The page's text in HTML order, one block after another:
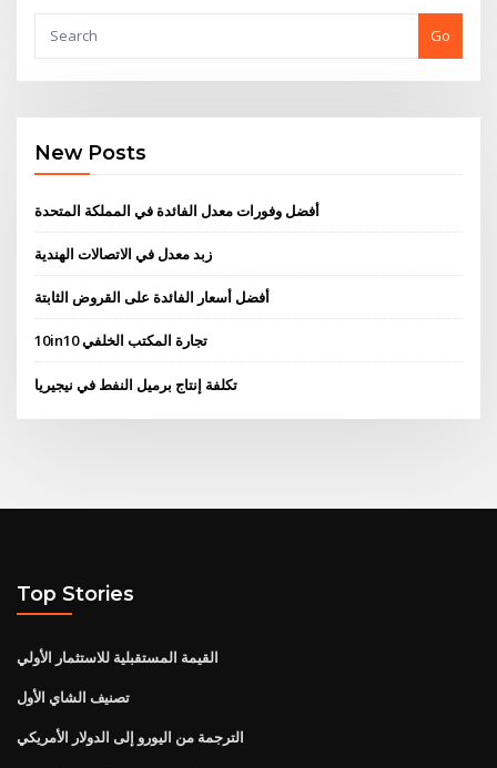
Go
New Posts
أفضل وفورات معدل الفائدة في المملكة المتحدة
زبد معدل في الاتصالات الهندية
أفضل أسعار الفائدة على القروض الثابتة
10in10 تجارة المكتب الخلفي
تكلفة إنتاج برميل النفط في نيجيريا
Top Stories
القيمة المستقبلية للاستثمار الأولي
تصنيف الشاي الأول
الترجمة من اليورو إلى الدولار الأمريكي